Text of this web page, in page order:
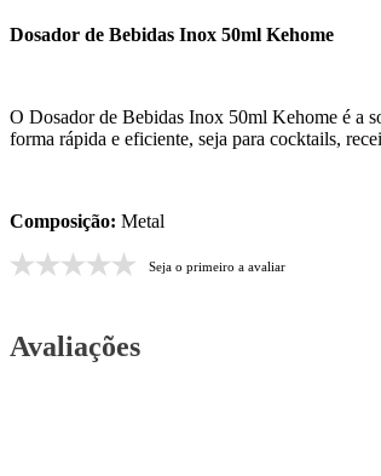
Dosador de Bebidas Inox 50ml Kehome
O Dosador de Bebidas Inox 50ml Kehome é a
forma rápida e eficiente, seja para cocktails,
Composição: Metal
Seja o primeiro a avaliar
Avaliações